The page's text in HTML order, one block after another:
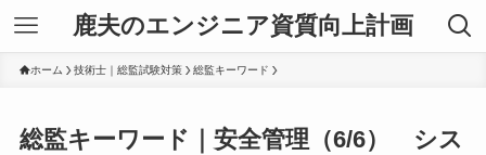
鹿夫のエンジニア資質向上計画
ホーム 技術士｜総監試験対策 総監キーワード
総監キーワード｜安全管理（6/6） シス